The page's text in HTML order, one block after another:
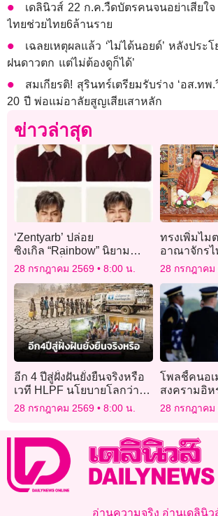
เดลินิวส์ 22 ก.ค.วืดบัตรคนจนอย่าเสียใ
ไทยช่วยไทย6ล้านราย
เฉลยเหตุผลแล้ว ‘ไม่ได้นอยด์’ หลังประ
ฝนดาวตก แต่ไม่ต้องดูก็ได้’
สมเกียรติ! สุรินทร์เตรียมรับร่าง ‘อส.ทพ
20 ปี พ่อแม่อาลัยสูญเสียเสาหลัก
ข่าวล่าสุด
‘Zentyarb’ ปล่อย
ซิงเกิล “Rainbow” นิยาม
ความรักที่ถ่ายทอดอารมณ์
ความสัมพันธ์ยุคใหม่
28 กรกฎาคม 2569 8:00 น.
ทรงเพิ่มไม
อาณาจักรไ
อาณาจักรภู
28 กรกฎาคม
อีก 4 ปีสู่ฝั่งฝันยั่งยืนจริงหรือ
เวที HLPF นโยบายโลกว่า
อย่างไร
28 กรกฎาคม 2569 8:00 น.
โพลชี้คนอ
สงครามอิห
กังขาทรัมป์
28 กรกฎาคม
อ่านความจริง อ่านเดลินิว